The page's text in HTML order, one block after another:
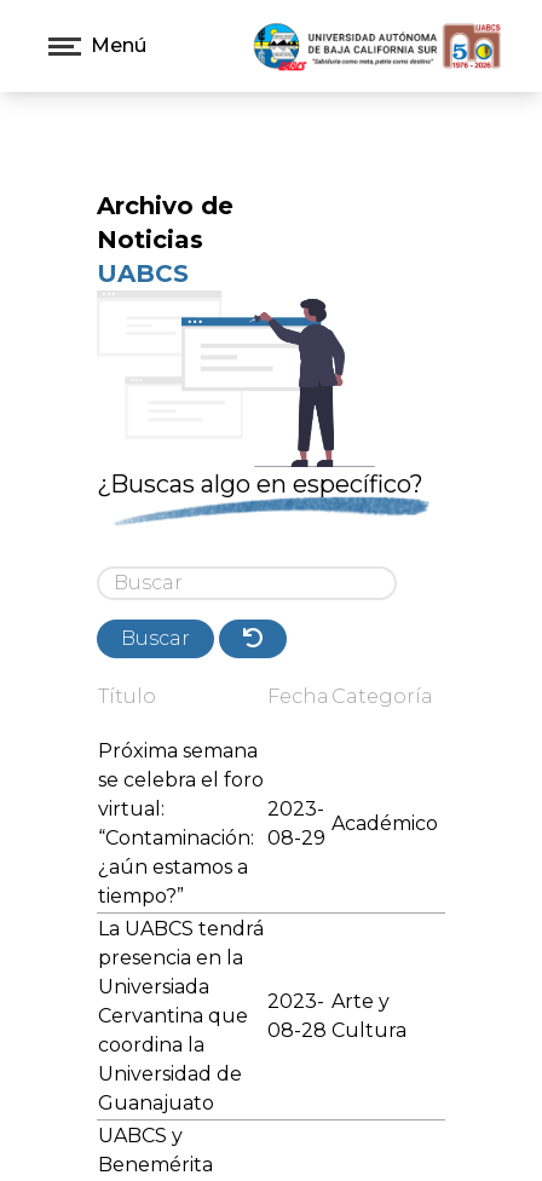
Menú
Archivo de
Noticias
UABCS
¿Buscas algo en específico?
Buscar
Título Fecha Categoría
Próxima semana
se celebra el foro
virtual:
“Contaminación:
¿aún estamos a
tiempo?”
2023-
08-29
Académico
La UABCS tendrá
presencia en la
Universiada
Cervantina que
coordina la
Universidad de
Guanajuato
2023-
08-28
Arte y
Cultura
UABCS y
Benemérita